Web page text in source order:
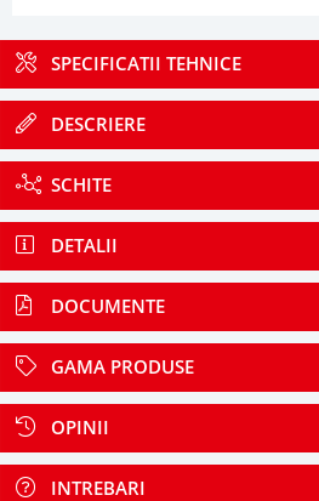
SPECIFICATII TEHNICE
DESCRIERE
SCHITE
DETALII
DOCUMENTE
GAMA PRODUSE
OPINII
INTREBARI